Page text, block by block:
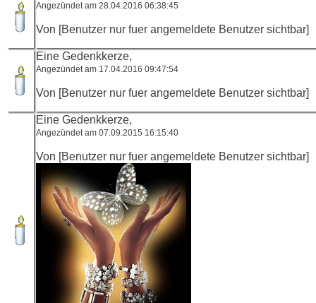
Angezündet am 28.04.2016 06:38:45
Von [Benutzer nur fuer angemeldete Benutzer sichtbar]
Eine Gedenkkerze,
Angezündet am 17.04.2016 09:47:54
Von [Benutzer nur fuer angemeldete Benutzer sichtbar]
Eine Gedenkkerze,
Angezündet am 07.09.2015 16:15:40
Von [Benutzer nur fuer angemeldete Benutzer sichtbar]